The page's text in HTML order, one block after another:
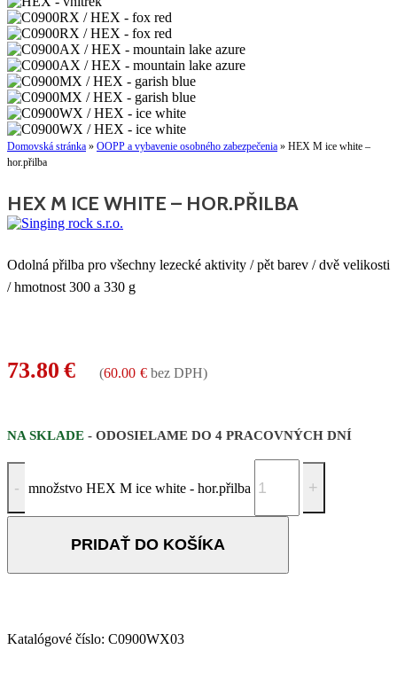
Domovská stránka » OOPP a vybavenie osobného zabezpečenia » HEX M ice white –
hor.přilba
HEX M ICE WHITE – HOR.PŘILBA
Odolná přilba pro všechny lezecké aktivity / pět barev / dvě velikosti
/ hmotnost 300 a 330 g
73.80 € (60.00 € bez DPH)
NA SKLADE - ODOSIELAME DO 4 PRACOVNÝCH DNÍ
množstvo HEX M ice white - hor.přilba
PRIDAŤ DO KOŠÍKA
Katalógové číslo: C0900WX03